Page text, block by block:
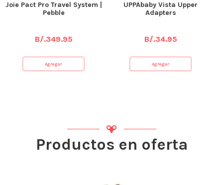
Joie Pact Pro Travel System |
Pebble
B/.349.95
Agregar
UPPAbaby Vista Upper
Adapters
B/.34.95
Agregar
Productos en oferta